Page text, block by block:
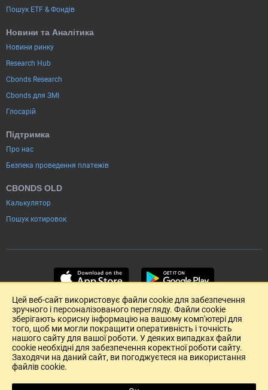
Пошук ETF & Фондів
Новини та Аналітика
Новини ринку
Research Hub
Cbonds Research
Cbonds для ЗМІ
Глосарій
Підтримка
Про нас
Безпека проведення платежів
CBONDS OLD
Калькулятор
Пошук котировок
Розміщення реклами
Цей веб-сайт використовує файли cookie для забезпечення
зручного і персоналізованого перегляду. Файли cookie
зберігають корисну інформацію на вашому комп'ютері для
того, щоб ми могли покращити оперативність і точність
нашого сайту для вашої роботи. У деяких випадках файли
cookie необхідні для забезпечення коректної роботи сайту.
Заходячи на даний сайт, ви погоджуєтеся на використання
файлів cookie.